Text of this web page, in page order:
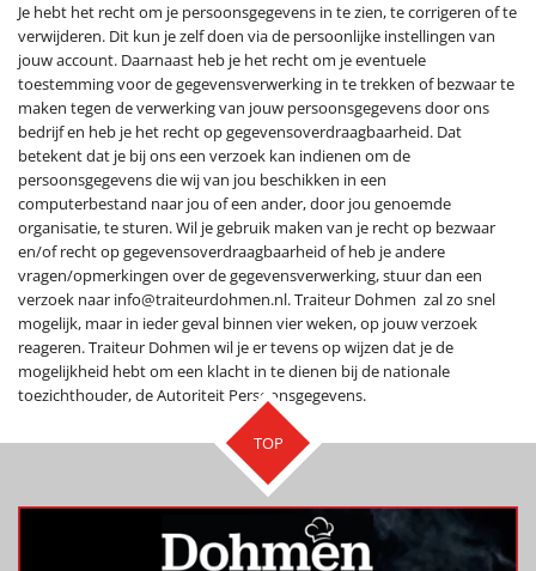
Je hebt het recht om je persoonsgegevens in te zien, te corrigeren of te
verwijderen. Dit kun je zelf doen via de persoonlijke instellingen van
jouw account. Daarnaast heb je het recht om je eventuele
toestemming voor de gegevensverwerking in te trekken of bezwaar te
maken tegen de verwerking van jouw persoonsgegevens door ons
bedrijf en heb je het recht op gegevensoverdraagbaarheid. Dat
betekent dat je bij ons een verzoek kan indienen om de
persoonsgegevens die wij van jou beschikken in een
computerbestand naar jou of een ander, door jou genoemde
organisatie, te sturen. Wil je gebruik maken van je recht op bezwaar
en/of recht op gegevensoverdraagbaarheid of heb je andere
vragen/opmerkingen over de gegevensverwerking, stuur dan een
verzoek naar info@traiteurdohmen.nl. Traiteur Dohmen zal zo snel
mogelijk, maar in ieder geval binnen vier weken, op jouw verzoek
reageren. Traiteur Dohmen wil je er tevens op wijzen dat je de
mogelijkheid hebt om een klacht in te dienen bij de nationale
toezichthouder, de Autoriteit Persoonsgegevens.
TOP